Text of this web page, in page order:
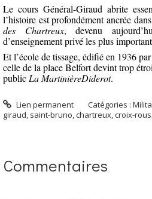
Le cours Général-Giraud abrite
l’histoire est profondément ancrée
des Chartreux, devenu
d’enseignement privé les plus
Et l’école de tissage, édifié en 1936
celle de la place Belfort devint trop
publicLa MartinièreDiderot.
Lien permanent Catégories :
giraud, saint-bruno,chartreux,croix-
Commentaires